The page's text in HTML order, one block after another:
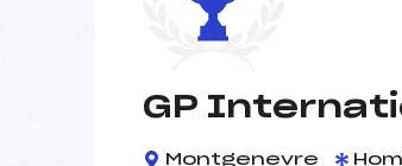
GP
Montgenevre